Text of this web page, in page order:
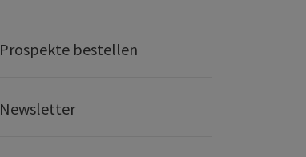
Prospekte bestellen
Newsletter